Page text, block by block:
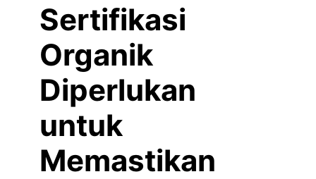
Sertifikasi
Organik
Diperlukan
untuk
Memastikan